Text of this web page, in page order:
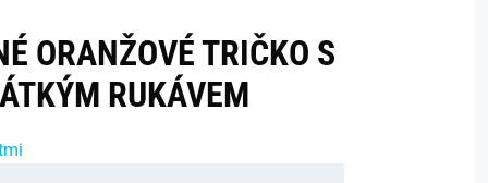
ORANŽOVÉ TRIČKO S
RUKÁVEM